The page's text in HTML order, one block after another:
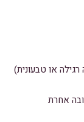
או טבעונית)
אחרת